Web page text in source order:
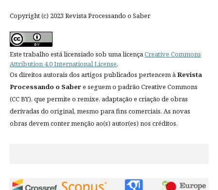
Copyright (c) 2023 Revista Processando o Saber
Este trabalho está licensiado sob uma licençaCreative Commons
Attribution 4.0 International License.
Os direitos autorais dos artigos publicados pertencem àRevista
Processando o Sabere seguem o padrão Creative Commons
(CC BY), que permite o remixe, adaptação e criação de obras
derivadas do original, mesmo para fins comerciais. As novas
obras devem conter menção ao(s) autor(es) nos créditos.